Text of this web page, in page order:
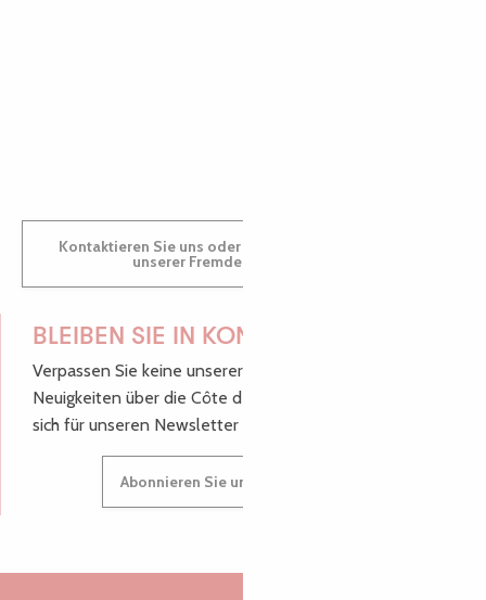
Kontaktieren Sie uns oder besuchen Sie uns in einem
unserer Fremdenverkehrsbüros.
BLEIBEN SIE IN KONTAKT!
Verpassen Sie keine unserer guten Tipps und
Neuigkeiten über die Côte de Granit Rose, melden Sie
sich für unseren Newsletter an.
Abonnieren Sie unseren Newsletter